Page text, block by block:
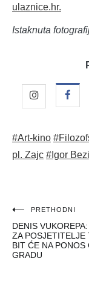
ulaznice.hr.
Istaknuta
#Art-kino
pl. Zajc #Igor
objava
PRETHODNI
DENIS
ZA POSJETITELJE
BIT ĆE NA PONOS
GRADU